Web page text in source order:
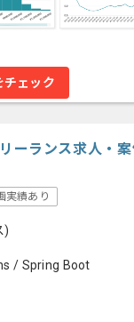
チェック
ーランス求人・
実績あり
)
/ Spring Boot